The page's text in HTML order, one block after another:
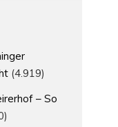
(4.919)
– So